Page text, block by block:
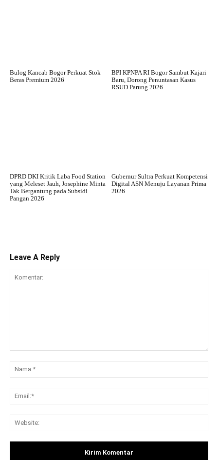
Bulog Kancab Bogor Perkuat Stok
Beras Premium 2026
BPI KPNPA RI Bogor Sambut Kajari
Baru, Dorong Penuntasan Kasus
RSUD Parung 2026
DPRD DKI Kritik Laba Food Station
yang Meleset Jauh, Josephine Minta
Tak Bergantung pada Subsidi
Pangan 2026
Gubernur Sultra Perkuat Kompetensi
Digital ASN Menuju Layanan Prima
2026
Leave A Reply